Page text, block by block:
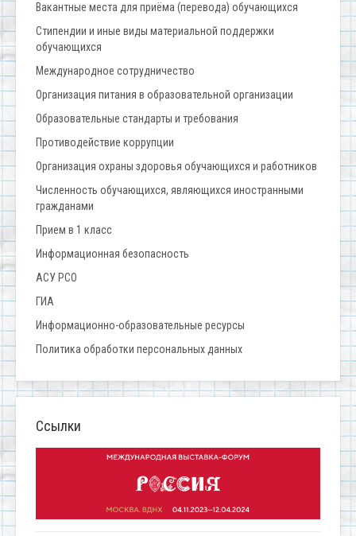
Вакантные места для приёма (перевода) обучающихся
Стипендии и иные виды материальной поддержки
обучающихся
Международное сотрудничество
Организация питания в образовательной организации
Образовательные стандарты и требования
Противодействие коррупции
Организация охраны здоровья обучающихся и работников
Численность обучающихся, являющихся иностранными
гражданами
Прием в 1 класс
Информационная безопасность
АСУ РСО
ГИА
Информационно-образовательные ресурсы
Политика обработки персональных данных
Ссылки